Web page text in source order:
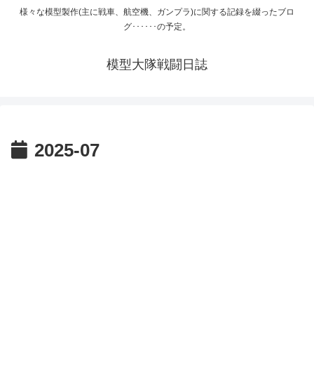
様々な模型製作(主に戦車、航空機、ガンプラ)に関する記録を綴ったブロ
グ･･････の予定。
模型大隊戦闘日誌
2025-07